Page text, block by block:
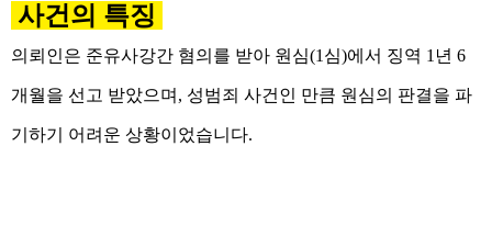
사건의 특징
의뢰인은 준유사강간 혐의를 받아 원심(1심)에서 징역 1년 6
개월을 선고 받았으며, 성범죄 사건인 만큼 원심의 판결을 파
기하기 어려운 상황이었습니다.